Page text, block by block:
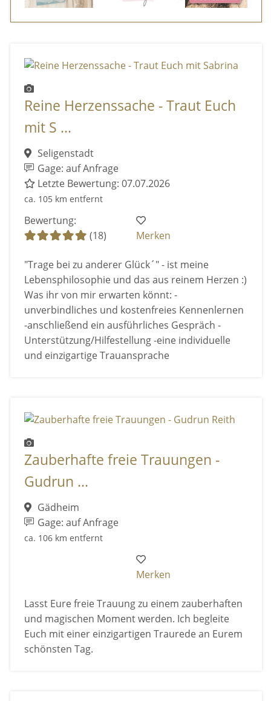
Reine Herzenssache - Traut Euch
mit S ...
Seligenstadt
Gage: auf Anfrage
Letzte Bewertung: 07.07.2026
ca. 105 km entfernt
Bewertung:
(18)
Merken
"Trage bei zu anderer Glück´" - ist meine
Lebensphilosophie und das aus reinem Herzen :)
Was ihr von mir erwarten könnt: -
unverbindliches und kostenfreies Kennenlernen
-anschließend ein ausführliches Gespräch -
Unterstützung/Hilfestellung -eine individuelle
und einzigartige Trauansprache
Zauberhafte freie Trauungen -
Gudrun ...
Gädheim
Gage: auf Anfrage
ca. 106 km entfernt
Merken
Lasst Eure freie Trauung zu einem zauberhaften
und magischen Moment werden. Ich begleite
Euch mit einer einzigartigen Traurede an Eurem
schönsten Tag.